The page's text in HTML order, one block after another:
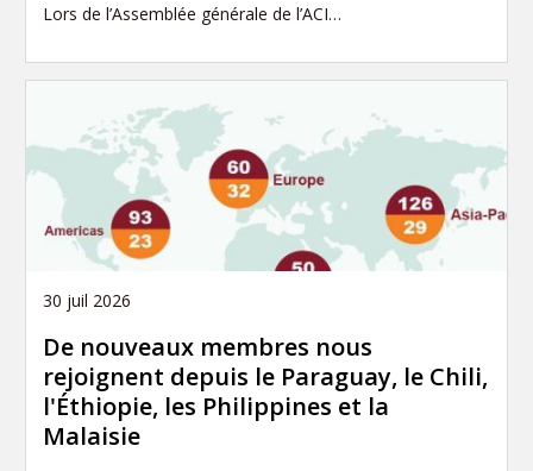
Lors de l’Assemblée générale de l’ACI…
30 juil 2026
De nouveaux membres nous
rejoignent depuis le Paraguay, le Chili,
l'Éthiopie, les Philippines et la
Malaisie